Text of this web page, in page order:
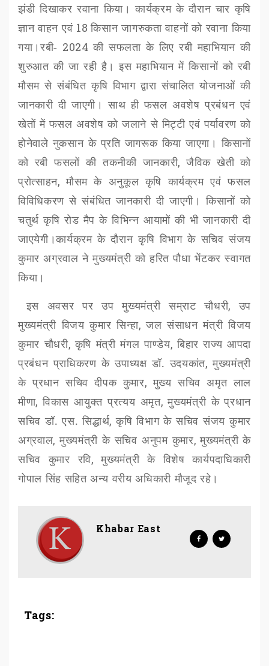
झंडी दिखाकर रवाना किया। कार्यक्रम के दौरान चार कृषि
ज्ञान वाहन एवं 18किसान जागरुकता वाहनों को रवाना किया
गया।रबी- 2024की सफलता के लिए रबी महाभियान की
शुरुआत की जा रही है। इस महाभियान में किसानों को रबी
मौसम से संबंधित कृषि विभाग द्वारा संचालित योजनाओं की
जानकारी दी जाएगी। साथ ही फसल अवशेष प्रबंधन एवं
खेतों में फसल अवशेष को जलाने से मिट्टी एवं पर्यावरण को
होनेवाले नुकसान के प्रति जागरूक किया जाएगा। किसानों
को रबी फसलों की तकनीकी जानकारी,जैविक खेती को
प्रोत्साहन,मौसम के अनुकूल कृषि कार्यक्रम एवं फसल
विविधिकरण से संबंधित जानकारी दी जाएगी। किसानों को
चतुर्थ कृषि रोड मैप के विभिन्न आयामों की भी जानकारी दी
जाएयेगी।कार्यक्रम के दौरान कृषि विभाग के सचिव संजय
कुमार अग्रवाल ने मुख्यमंत्री को हरित पौधा भेंटकर स्वागत
किया।
इस अवसर पर उप मुख्यमंत्री सम्राट चौधरी,उप
मुख्यमंत्री विजय कुमार सिन्हा,जल संसाधन मंत्री विजय
कुमार चौधरी,कृषि मंत्री मंगल पाण्डेय,बिहार राज्य आपदा
प्रबंधन प्राधिकरण के उपाध्यक्ष डॉ. उदयकांत,मुख्यमंत्री
के प्रधान सचिव दीपक कुमार,मुख्य सचिव अमृत लाल
मीणा,विकास आयुक्त प्रत्यय अमृत,मुख्यमंत्री के प्रधान
सचिव डॉ. एस. सिद्धार्थ,कृषि विभाग के सचिव संजय कुमार
अग्रवाल,मुख्यमंत्री के सचिव अनुपम कुमार,मुख्यमंत्री के
सचिव कुमार रवि,मुख्यमंत्री के विशेष कार्यपदाधिकारी
गोपाल सिंह सहित अन्य वरीय अधिकारी मौजूद रहे।
Khabar East
Tags: